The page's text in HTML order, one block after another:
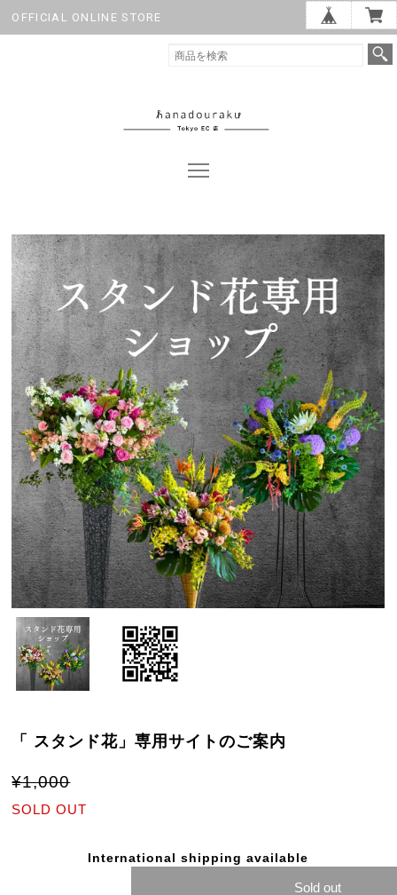
OFFICIAL ONLINE STORE
「 スタンド花」専用サイトのご案内
¥1,000
SOLD OUT
International shipping available
Sold out